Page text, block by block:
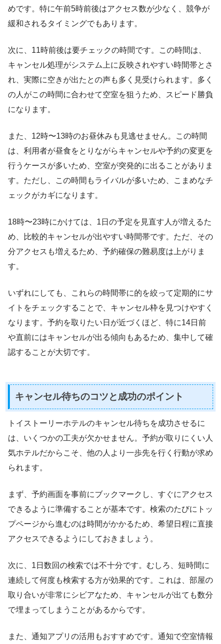
めです。特に午前5時前後はアクセス数が少なく、競争が
緩和されるタイミングでもあります。
次に、11時前後は要チェックの時間です。この時間は、
キャンセル処理がシステム上に反映されやすい時間帯とさ
れ、実際に空きが出たとの声も多く見受けられます。多く
の人がこの時間に合わせて空室を狙うため、スピード勝負
になります。
また、12時〜13時のお昼休みも見逃せません。この時間
は、利用者が昼食をとりながらキャンセルや予約の変更を
行うケースが多いため、空室が突発的に出ることがありま
す。ただし、この時間もライバルが多いため、こまめなチ
ェックがカギになります。
18時〜23時にかけては、1日の予定を見直す人が増えるた
め、比較的キャンセルが出やすい時間帯です。ただ、その
分アクセスも増えるため、予約確保の難易度は上がりま
す。
いずれにしても、これらの時間帯に的を絞って定期的にサ
イトをチェックすることで、キャンセル枠を見つけやすく
なります。予約を取りたい日が近づくほど、特に14日前
や直前にはキャンセルが出る傾向もあるため、集中して確
認することが大切です。
キャンセル待ちのコツと成功のポイント
トイストーリーホテルのキャンセル待ちを成功させるに
は、いくつかの工夫が欠かせません。予約が取りにくい人
気ホテルだからこそ、他の人より一歩先を行く行動が求め
られます。
まず、予約画面を事前にブックマークし、すぐにアクセス
できるように準備することが基本です。検索のたびにトッ
プページから進むのは時間がかかるため、希望日程に直接
アクセスできるようにしておきましょう。
次に、1日数回の検索では不十分です。むしろ、短時間に
連続して何度も検索する方が効果的です。これは、部屋の
取り合いが非常にシビアなため、キャンセルが出ても数分
で埋まってしまうことがあるからです。
また、通知アプリの活用もおすすめです。通知で空室情報